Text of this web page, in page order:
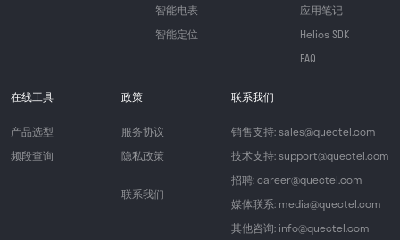
智能电表
智能定位
应用笔记
Helios SDK
FAQ
在线工具
产品选型
频段查询
政策
服务协议
隐私政策
联系我们
联系我们
销售支持: sales@quectel.com
技术支持: support@quectel.com
招聘: career@quectel.com
媒体联系: media@quectel.com
其他咨询: info@quectel.com